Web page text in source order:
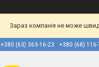
Зараз компанія не може
+380 (63) 363-16-23 +380 (68) 116-